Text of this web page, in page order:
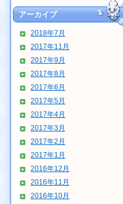
アーカイブ
2018年7月
2017年11月
2017年9月
2017年8月
2017年6月
2017年5月
2017年4月
2017年3月
2017年2月
2017年1月
2016年12月
2016年11月
2016年10月